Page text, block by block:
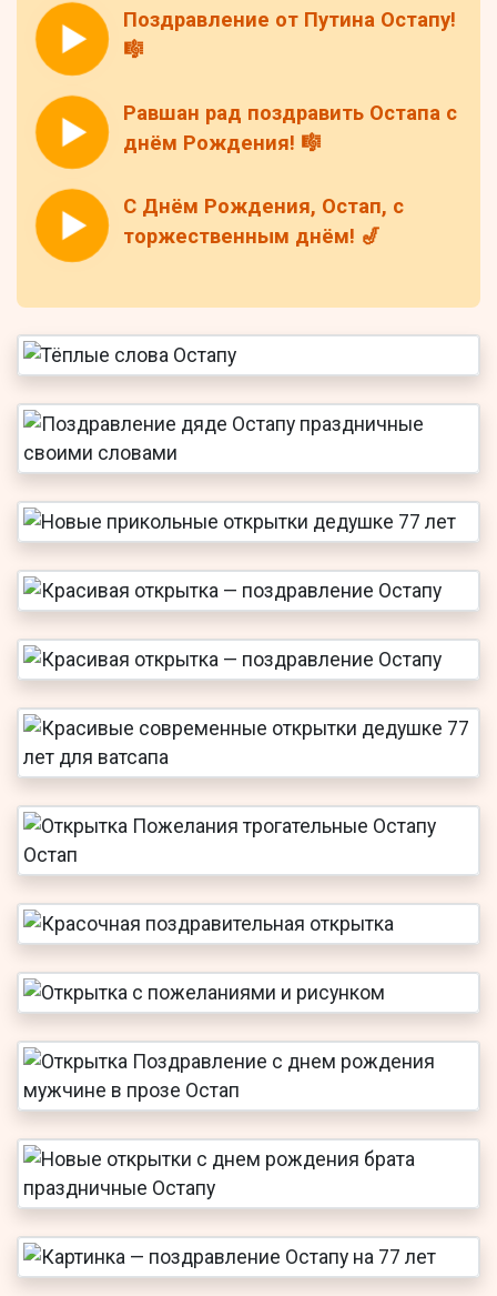
Поздравление от Путина Остапу!
🎼
Равшан рад поздравить Остапа с
днём Рождения! 🎼
С Днём Рождения, Остап, с
торжественным днём! 🎷